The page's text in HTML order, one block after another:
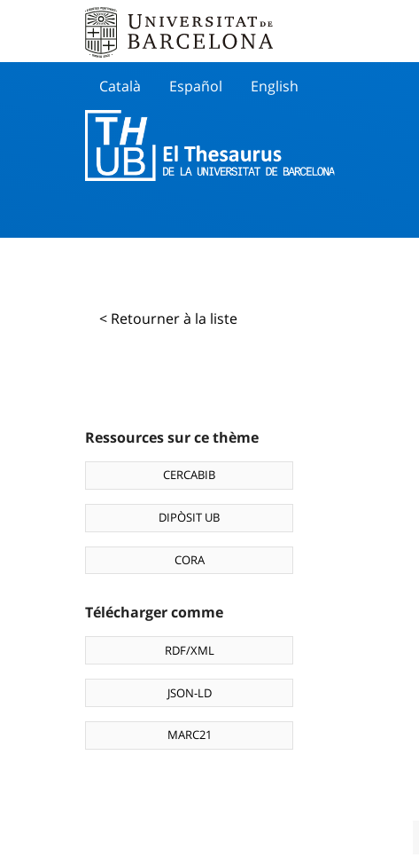
Català Español English
< Retourner à la liste
Ressources sur ce thème
CERCABIB
DIPÒSIT UB
CORA
Télécharger comme
RDF/XML
JSON-LD
MARC21